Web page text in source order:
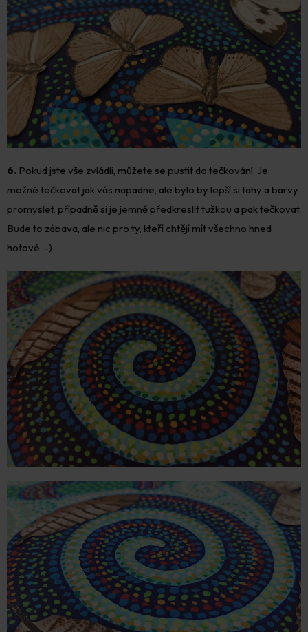
6. Pokud jste vše zvládli, můžete se pustit do tečkování. Je
možné tečkovat jak vás napadne, ale bylo by lepší si tahy a barvy
promyslet, případně si je jemně předkreslit tužkou a pak tečkovat.
Bude to zábava, ale nic pro ty, kteří chtějí mít všechno hned
hotové :-)